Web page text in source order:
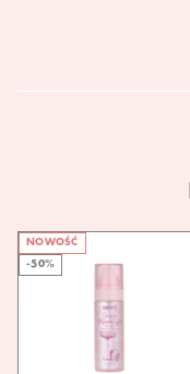
NOWOŚĆ
-50%